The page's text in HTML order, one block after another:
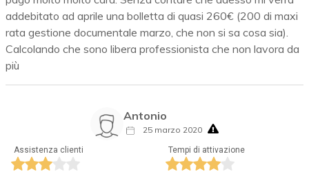
addebitato ad aprile una bolletta di quasi 260€ (200 di maxi
rata gestione documentale marzo, che non si sa cosa sia).
Calcolando che sono libera professionista che non lavora da
più
Antonio
25 marzo 2020
Assistenza clienti Tempi di attivazione